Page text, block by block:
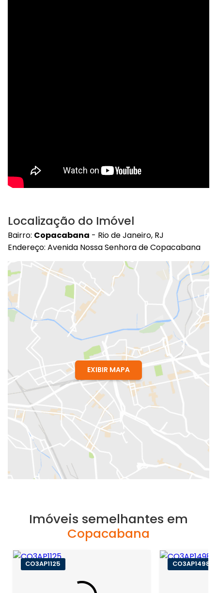
Localização do Imóvel
Bairro: Copacabana - Rio de Janeiro, RJ
Endereço: Avenida Nossa Senhora de Copacabana
EXIBIR MAPA
Imóveis semelhantes em
Copacabana
CO3AP1125 CO3AP1498